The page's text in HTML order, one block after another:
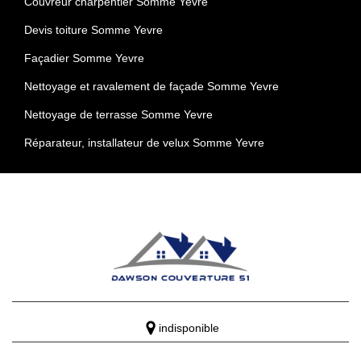
Devis toiture Somme Yevre
Façadier Somme Yevre
Nettoyage et ravalement de façade Somme Yevre
Nettoyage de terrasse Somme Yevre
Réparateur, installateur de velux Somme Yevre
indisponible